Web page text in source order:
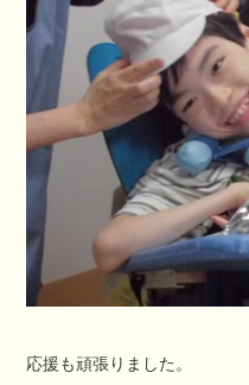
応援も頑張りました。